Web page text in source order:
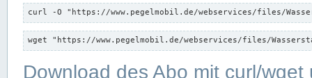
curl -O "https://www.pegelmobil.de/webservices/files/
wget "https://www.pegelmobil.de/webservices/files/
Download des Abo mit curl/